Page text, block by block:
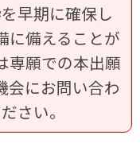
早期に確保し
に備えることが
専願での本出願
会にお問い合わ
さい。